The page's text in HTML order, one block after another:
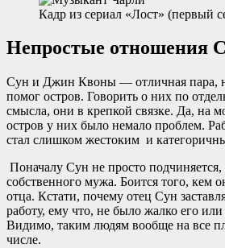
Кадр из сериал «Лост» (первый
Непростые отношения
Сун и Джин Квоны — отличная пара,
помог остров. Говорить о них по
смысла, они в крепкой связке. Да, на
остров у них было немало проблем.
стал слишком жестоким и
Поначалу Сун не просто подчиняется,
собственного мужа. Боится того, кем
отца. Кстати, почему отец Сун
работу, ему что, не было жалко его
Видимо, таким людям вообще на все
числе.